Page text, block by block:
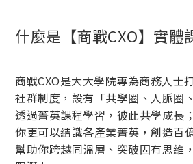
什麼是【商戰CXO】實體
商戰CXO是大大學院專為商務人士
社群制度，設有「共學圈、人脈圈
透過菁英課程學習，彼此共學成長
你更可以結識各產業菁英，創造百
幫助你跨越同溫層、突破固有思維